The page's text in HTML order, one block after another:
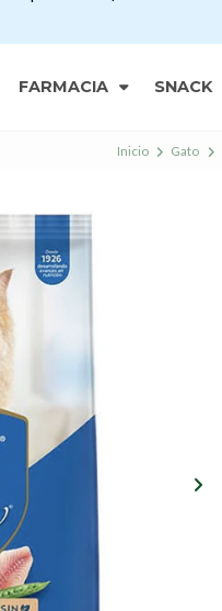
FARMACIA SNACK
Inicio Gato